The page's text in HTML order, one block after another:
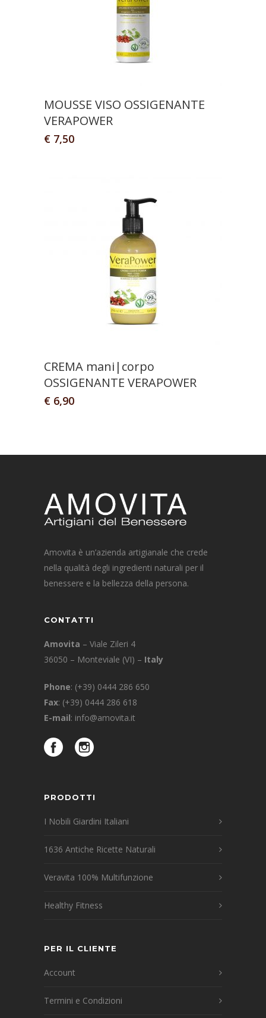
MOUSSE VISO OSSIGENANTE
VERAPOWER
€ 7,50
CREMA mani|corpo
OSSIGENANTE VERAPOWER
€ 6,90
Amovita è un’azienda artigianale che crede
nella qualità degli ingredienti naturali per il
benessere e la bellezza della persona.
CONTATTI
Amovita – Viale Zileri 4
36050 – Monteviale (VI) – Italy
Phone: (+39) 0444 286 650
Fax: (+39) 0444 286 618
E-mail: info@amovita.it
PRODOTTI
I Nobili Giardini Italiani
1636 Antiche Ricette Naturali
Veravita 100% Multifunzione
Healthy Fitness
PER IL CLIENTE
Account
Termini e Condizioni